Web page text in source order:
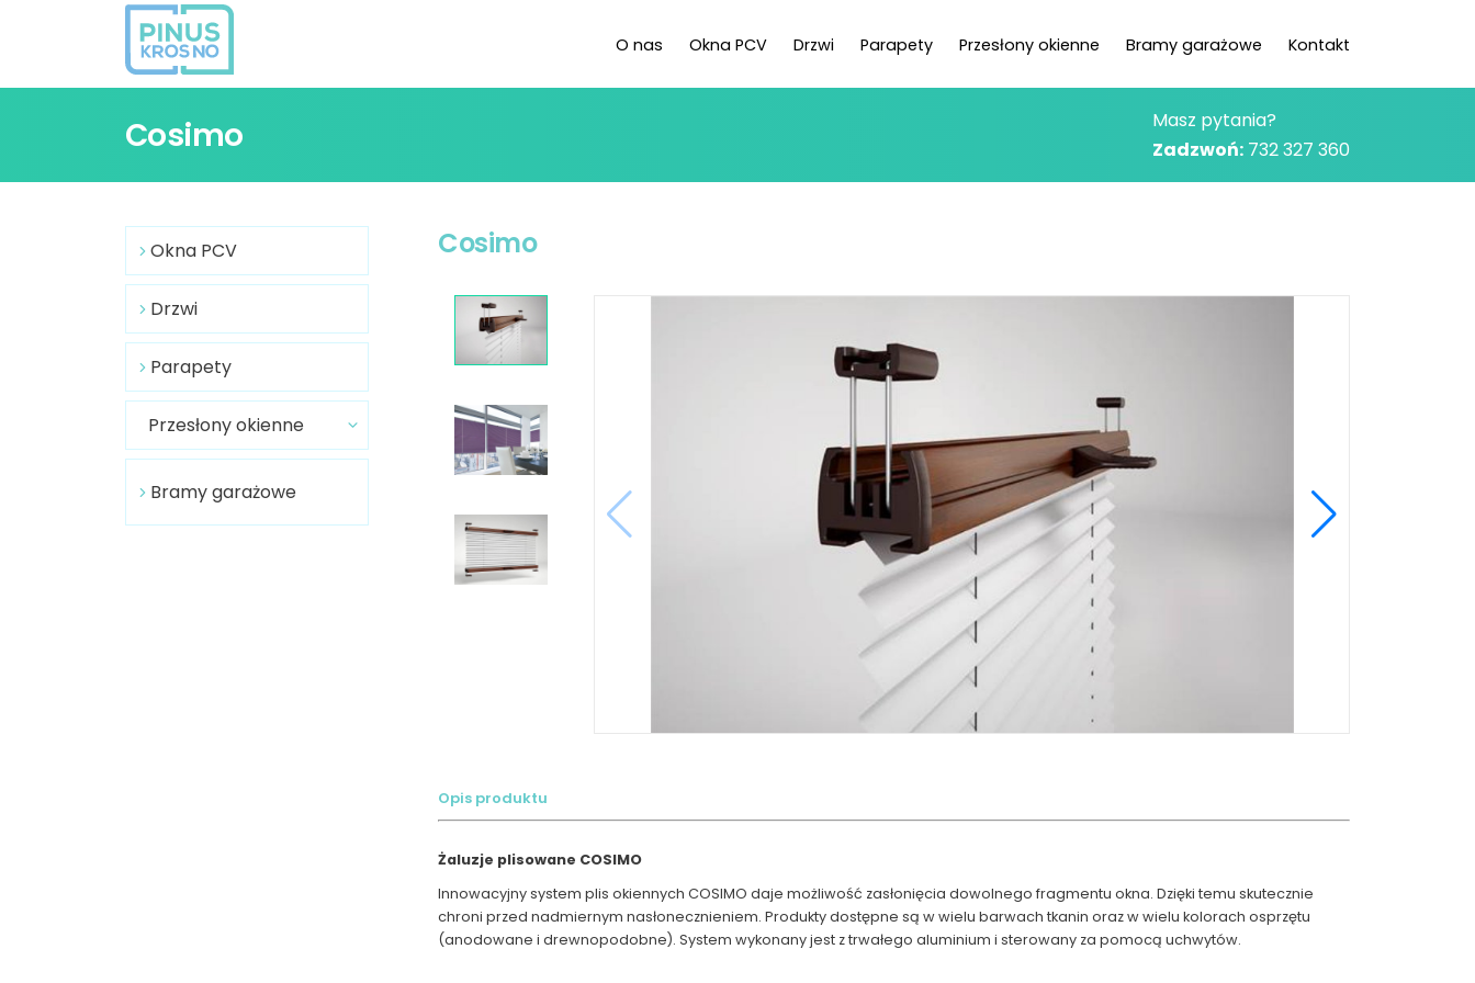
O nas Okna PCV Drzwi Parapety Przesłony okienne Bramy garażowe Kontakt
Cosimo
Masz pytania?
Zadzwoń: 732 327 360
Okna PCV
Drzwi
Parapety
Przesłony okienne
Bramy garażowe
Cosimo
Opis produktu
Żaluzje plisowane COSIMO
Innowacyjny system plis okiennych COSIMO daje możliwość zasłonięcia dowolnego fragmentu okna. Dzięki temu skutecznie
chroni przed nadmiernym nasłonecznieniem. Produkty dostępne są w wielu barwach tkanin oraz w wielu kolorach osprzętu
(anodowane i drewnopodobne). System wykonany jest z trwałego aluminium i sterowany za pomocą uchwytów.